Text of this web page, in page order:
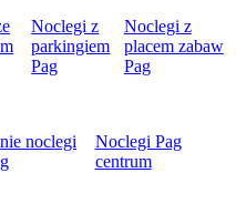
Noclegi z
parkingiem
Pag
Noclegi z
placem zabaw
Pag
noclegi
Noclegi Pag
centrum